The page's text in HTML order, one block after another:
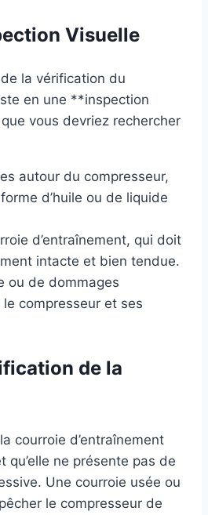
Visuelle
la vérification du
en une **inspection
vous devriez rechercher
autour du compresseur,
d’huile ou de liquide
d’entraînement, qui doit
intacte et bien tendue.
ou de dommages
compresseur et ses
de la
courroie d’entraînement
qu’elle ne présente pas de
Une courroie usée ou
le compresseur de